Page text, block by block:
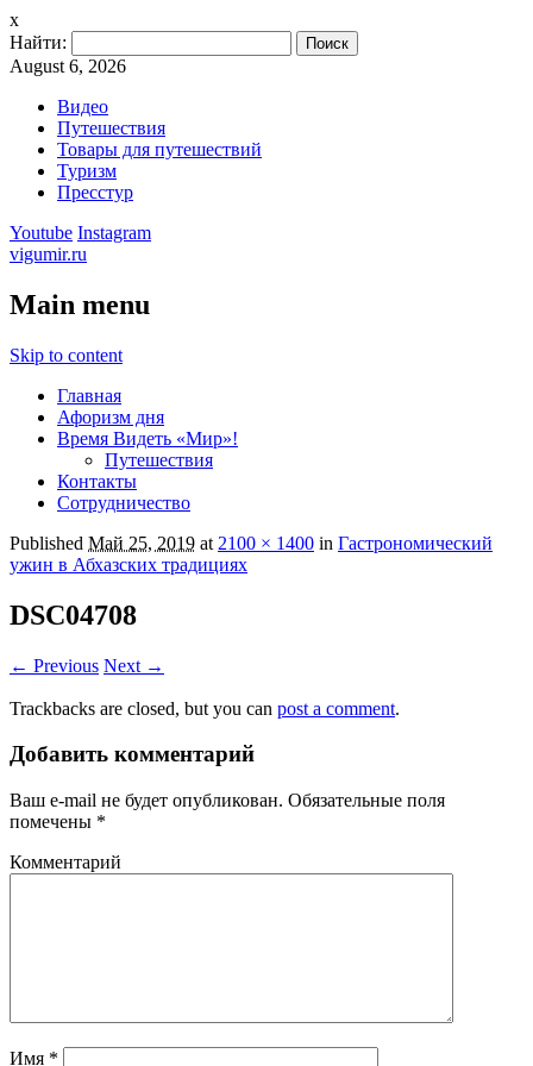
x
Найти:
August 6, 2026
Видео
Путешествия
Товары для путешествий
Туризм
Пресстур
Youtube Instagram
vigumir.ru
Main menu
Skip to content
Главная
Афоризм дня
Время Видеть «Мир»!
Путешествия
Контакты
Сотрудничество
Published Май 25, 2019 at 2100 × 1400 in Гастрономический
ужин в Абхазских традициях
DSC04708
← Previous Next →
Trackbacks are closed, but you can post a comment.
Добавить комментарий
Ваш e-mail не будет опубликован. Обязательные поля
помечены *
Комментарий
Имя *